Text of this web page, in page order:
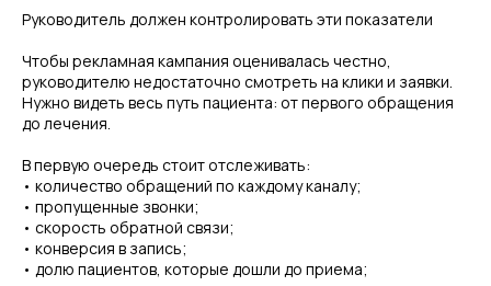
Руководитель должен контролировать эти показатели
Чтобы рекламная кампания оценивалась честно,
руководителю недостаточно смотреть на клики и заявки.
Нужно видеть весь путь пациента: от первого обращения
до лечения.
В первую очередь стоит отслеживать:
• количество обращений по каждому каналу;
• пропущенные звонки;
• скорость обратной связи;
• конверсия в запись;
• долю пациентов, которые дошли до приема;